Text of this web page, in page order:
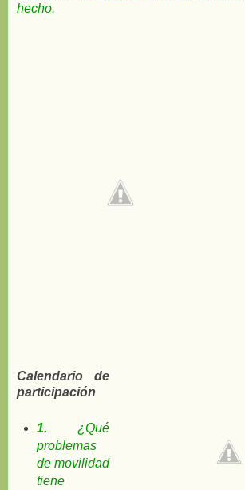
hecho.
Calendario de
participación
1. ¿Qué
problemas
de movilidad
tiene